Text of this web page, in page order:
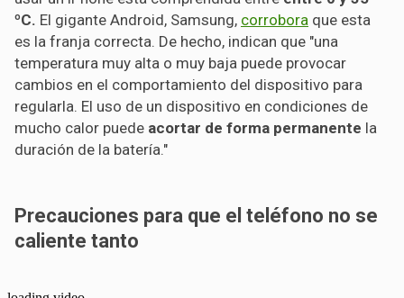
ºC. El gigante Android, Samsung, corrobora que esta
es la franja correcta. De hecho, indican que "una
temperatura muy alta o muy baja puede provocar
cambios en el comportamiento del dispositivo para
regularla. El uso de un dispositivo en condiciones de
mucho calor puede acortar de forma permanente la
duración de la batería."
Precauciones para que el teléfono no se
caliente tanto